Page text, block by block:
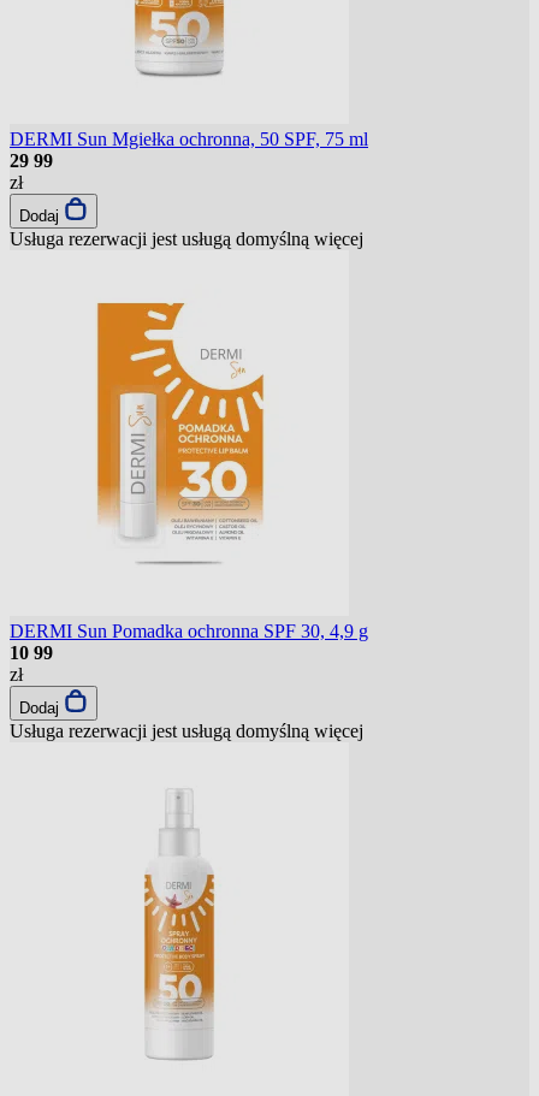
DERMI Sun Mgiełka ochronna, 50 SPF, 75 ml
29 99
zł
Dodaj
Usługa rezerwacji jest usługą domyślną więcej
DERMI Sun Pomadka ochronna SPF 30, 4,9 g
10 99
zł
Dodaj
Usługa rezerwacji jest usługą domyślną więcej